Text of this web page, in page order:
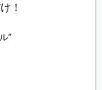
！
”